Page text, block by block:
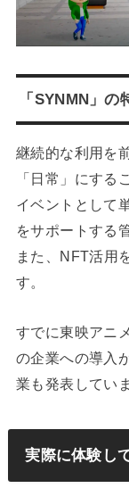
「SYNMN」の
継続的な利用を
「日常」にする
イベントとして
をサポートする
また、NFT活用
す。
すでに東映アニ
の企業への導入
業も発表してい
実際に体験し